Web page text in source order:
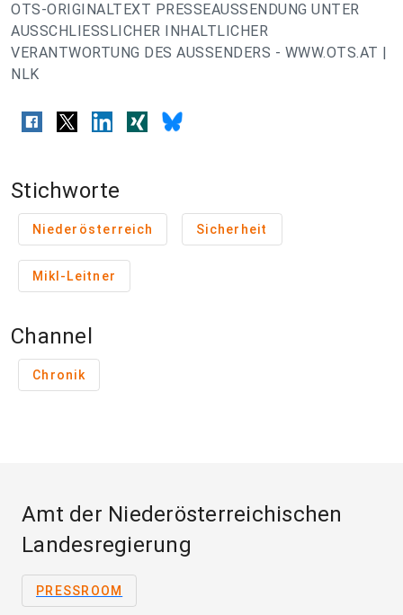
OTS-ORIGINALTEXT PRESSEAUSSENDUNG UNTER
AUSSCHLIESSLICHER INHALTLICHER
VERANTWORTUNG DES AUSSENDERS - WWW.OTS.AT |
NLK
Stichworte
Niederösterreich Sicherheit
Mikl-Leitner
Channel
Chronik
Amt der Niederösterreichischen
Landesregierung
PRESSROOM